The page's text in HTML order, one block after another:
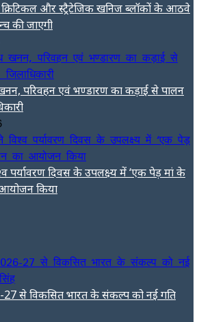
क्रिटिकल और स्ट्रैटेजिक खनिज ब्लॉकों के आठवे
की जाएगी
परिवहन एवं भण्डारण का कड़ाई से पालन
पर्यावरण दिवस के उपलक्ष्य में ‘एक पेड़ मां के
किया
27 से विकसित भारत के संकल्प को नई गति